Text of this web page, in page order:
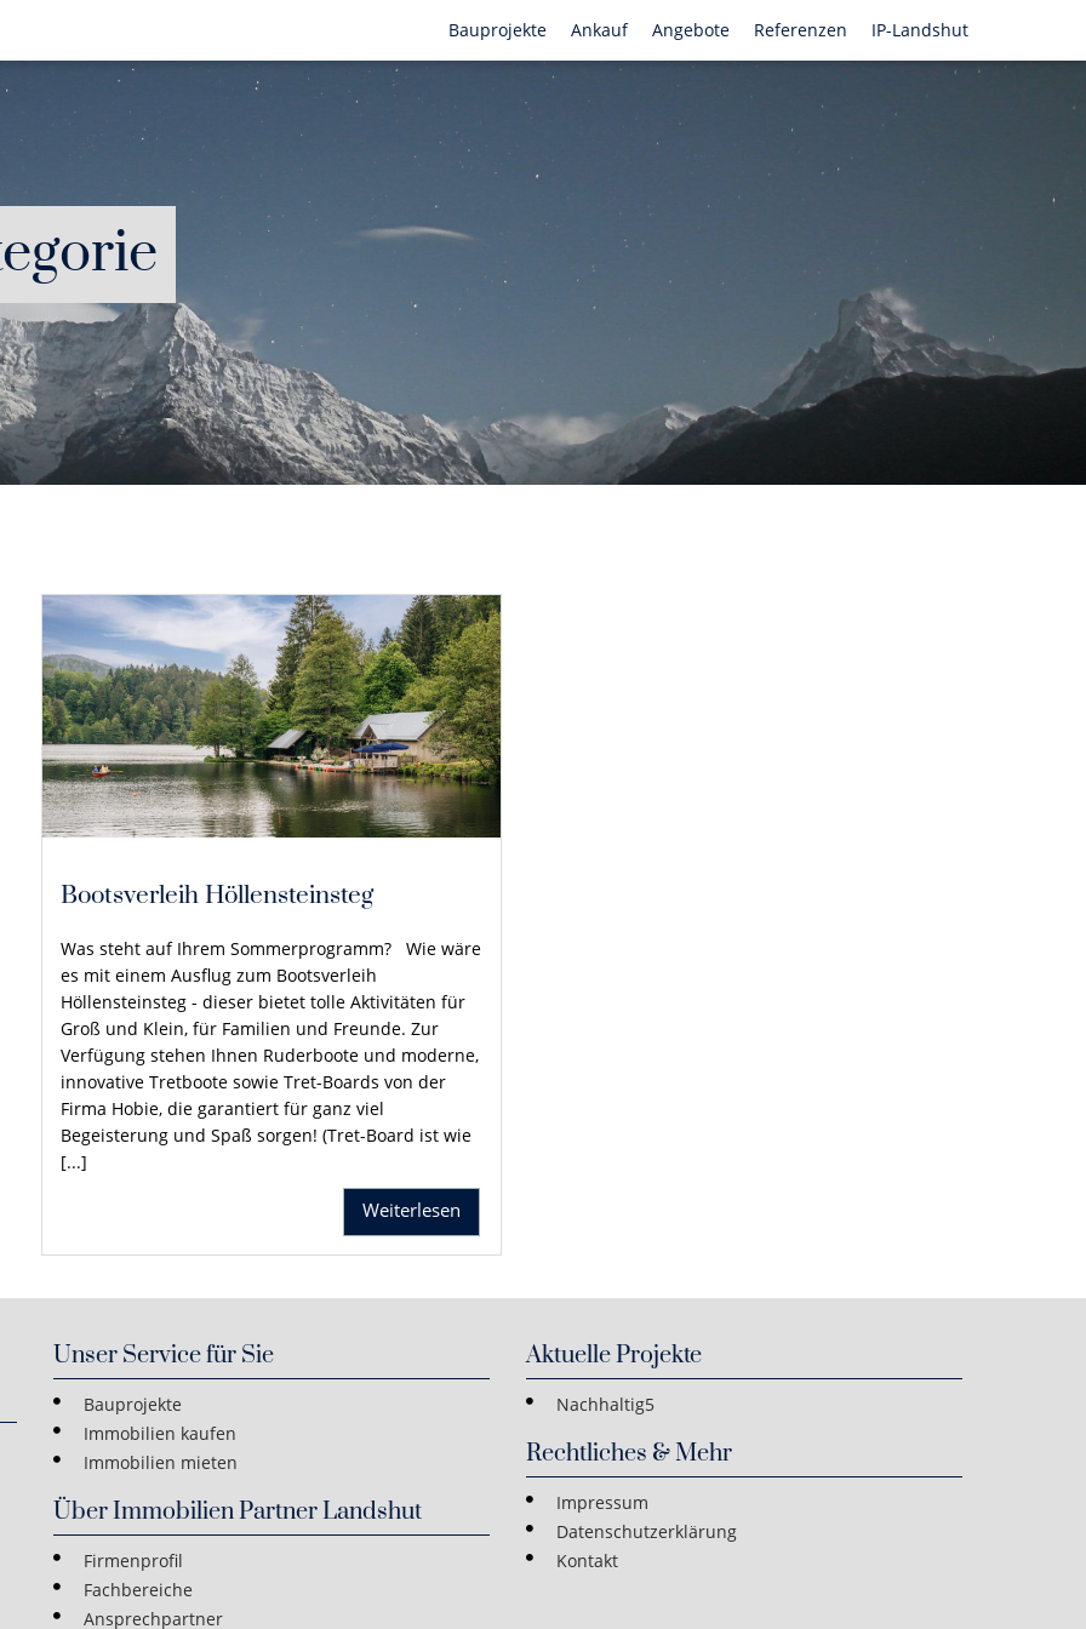
Bauprojekte Ankauf Angebote Referenzen IP-Landshut
Bootsverleih Höllensteinsteg
Was steht auf Ihrem Sommerprogramm? Wie wäre
es mit einem Ausflug zum Bootsverleih
Höllensteinsteg - dieser bietet tolle Aktivitäten für
Groß und Klein, für Familien und Freunde. Zur
Verfügung stehen Ihnen Ruderboote und moderne,
innovative Tretboote sowie Tret-Boards von der
Firma Hobie, die garantiert für ganz viel
Begeisterung und Spaß sorgen! (Tret-Board ist wie
[...]
Weiterlesen
Unser Service für Sie
Bauprojekte
Immobilien kaufen
Immobilien mieten
Über Immobilien Partner Landshut
Firmenprofil
Fachbereiche
Ansprechpartner
Aktuelle Projekte
Nachhaltig5
Rechtliches & Mehr
Impressum
Datenschutzerklärung
Kontakt